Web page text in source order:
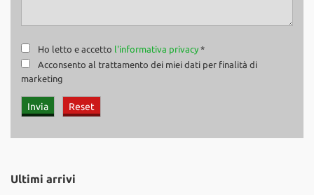
Ho letto e accetto l'informativa privacy *
Acconsento al trattamento dei miei dati per finalità di
marketing
Ultimi arrivi